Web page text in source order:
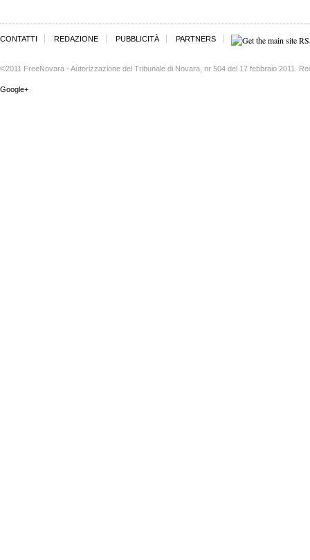
CONTATTI REDAZIONE PUBBLICITÀ PARTNERS
©2011 FreeNovara - Autorizzazione del Tribunale di Novara, nr 504 del 17 febbraio 2011.
Google+